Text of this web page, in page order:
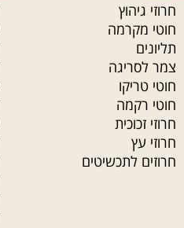
חרוזי גיהוץ
חוטי מקרמה
תליונים
צמר לסריגה
חוטי טריקו
חוטי רקמה
חרוזי זכוכית
חרוזי עץ
חרוזים לתכשיטים